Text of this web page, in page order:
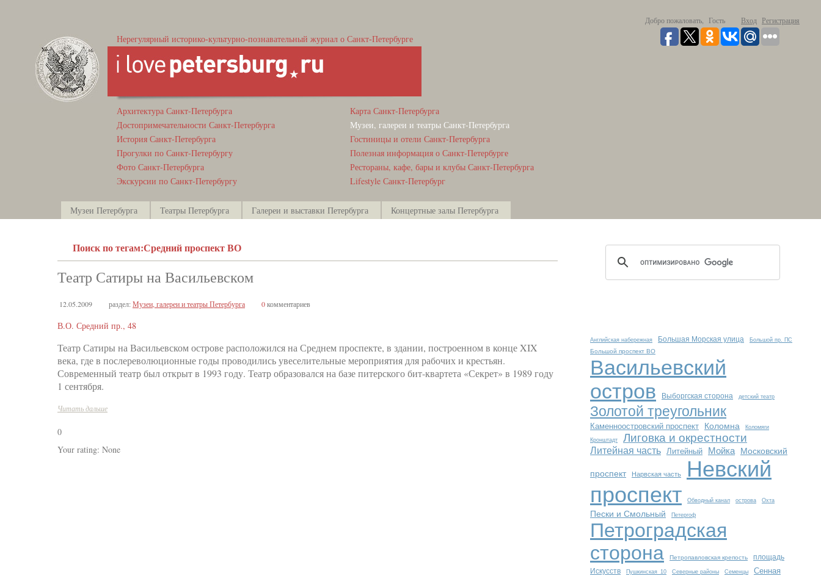
Добро пожаловать, Гость Вход Регистрация
Нерегулярный историко-культурно-познавательный журнал о Санкт-Петербурге
Архитектура Санкт-Петербурга
Достопримечательности Санкт-Петербурга
История Санкт-Петербурга
Прогулки по Санкт-Петербургу
Фото Санкт-Петербурга
Экскурсии по Санкт-Петербургу
Карта Санкт-Петербурга
Музеи, галереи и театры Санкт-Петербурга
Гостиницы и отели Санкт-Петербурга
Полезная информация о Санкт-Петербурге
Рестораны, кафе, бары и клубы Санкт-Петербурга
Lifestyle Санкт-Петербург
Музеи Петербурга Театры Петербурга Галереи и выставки Петербурга Концертные залы Петербурга
Поиск по тегам:Средний проспект ВО
Театр Сатиры на Васильевском
12.05.2009 раздел:Музеи, галереи и театры Петербурга 0комментариев
В.О. Средний пр., 48
Театр Сатиры на Васильевском острове расположился на Среднем проспекте, в здании, построенном в конце XIX
века, где в послереволюционные годы проводились увеселительные мероприятия для рабочих и крестьян.
Современный театр был открыт в 1993 году. Театр образовался на базе питерского бит-квартета «Секрет» в 1989 году
1 сентября.
Читать дальше
0
Your rating: None
Английская набережная Большая Морская улица Большой пр. ПС
Большой проспект ВО
Васильевский
остров
Выборгская сторона детский театр
Золотой треугольник
Каменноостровский проспект Коломна Коломяги
Кронштадт Лиговка и окрестности
Литейная часть Литейный Мойка Московский
проспект Нарвская часть
Невский
проспект
Обводный канал острова Охта
Пески и Смольный Петергоф
Петроградская
сторона
Петропавловская крепость
площадь
Искусств
Пушкинская_10 Северные районы Семенцы
Сенная